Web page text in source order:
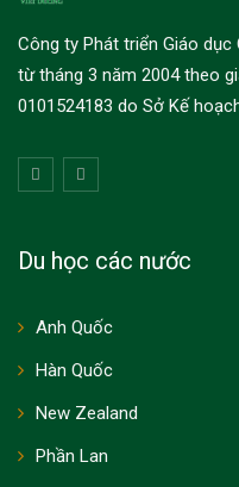
Công ty Phát triển Giáo
từ tháng 3 năm 2004 theo
0101524183 do Sở Kế
Du học các nước
Anh Quốc
Hàn Quốc
New Zealand
Phần Lan